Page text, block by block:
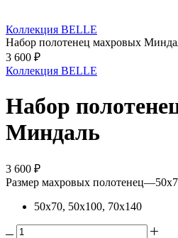
Коллекция BELLE
Набор полотенец махровых
3 600 ₽
Коллекция BELLE
Набор
Миндаль
3 600 ₽
Размер махровых полотенец—
50х70, 50х100, 70х140